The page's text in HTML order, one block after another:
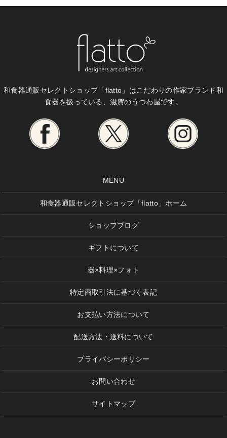
和食器通販セレクトショップ「flatto」はこだわりの作家ブランド和
食器を扱っている、滋賀のうつわ屋です。
MENU
和食器通販セレクトショップ「flatto」ホーム
ショップブログ
ギフトについて
器×料理×フォト
特定商取引法に基づく表記
お支払い方法について
配送方法・送料について
プライバシーポリシー
お問い合わせ
サイトマップ